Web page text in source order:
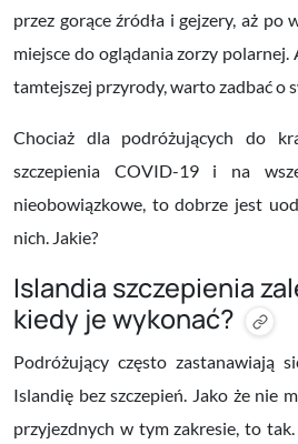
przez gorące źródła i gejzery, aż po
miejsce do oglądania zorzy
tamtejszej przyrody, warto zadbać o
Chociaż dla podróżujących do
szczepienia COVID-19 i na
nieobowiązkowe, to dobrze jest
nich. Jakie?
Islandia szczepienia
kiedy je wykonać?
Podróżujący często zastanawiają
Islandię bez szczepień. Jako że nie
przyjezdnych w tym zakresie, to